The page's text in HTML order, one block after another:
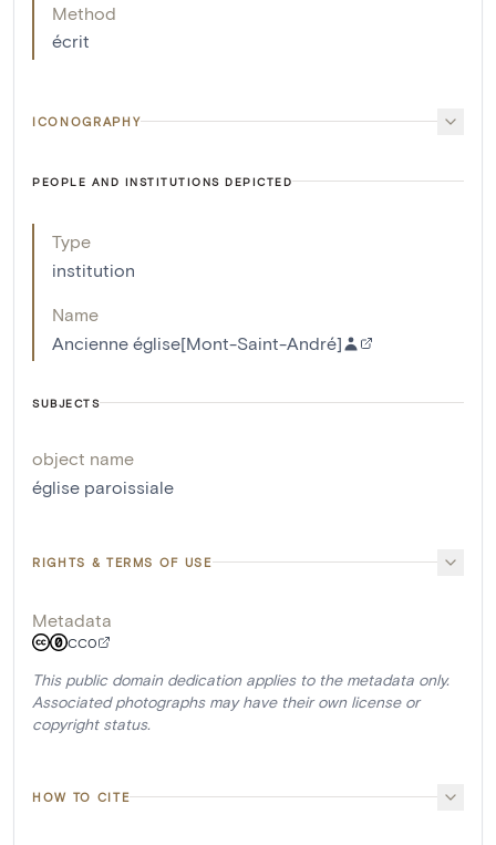
Method
écrit
ICONOGRAPHY
PEOPLE AND INSTITUTIONS DEPICTED
Type
institution
Name
Ancienne église[Mont-Saint-André]
SUBJECTS
object name
église paroissiale
RIGHTS & TERMS OF USE
Metadata
CC0
This public domain dedication applies to the metadata only.
Associated photographs may have their own license or
copyright status.
HOW TO CITE